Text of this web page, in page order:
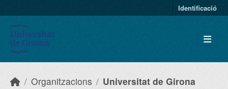
Identificació
Organitzacions Universitat de Girona